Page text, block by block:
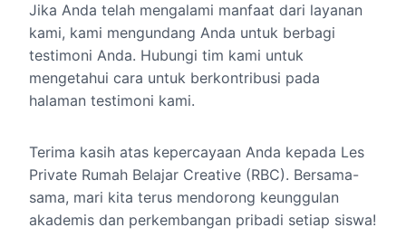
Jika Anda telah mengalami manfaat dari layanan
kami, kami mengundang Anda untuk berbagi
testimoni Anda. Hubungi tim kami untuk
mengetahui cara untuk berkontribusi pada
halaman testimoni kami.
Terima kasih atas kepercayaan Anda kepada Les
Private Rumah Belajar Creative (RBC). Bersama-
sama, mari kita terus mendorong keunggulan
akademis dan perkembangan pribadi setiap siswa!